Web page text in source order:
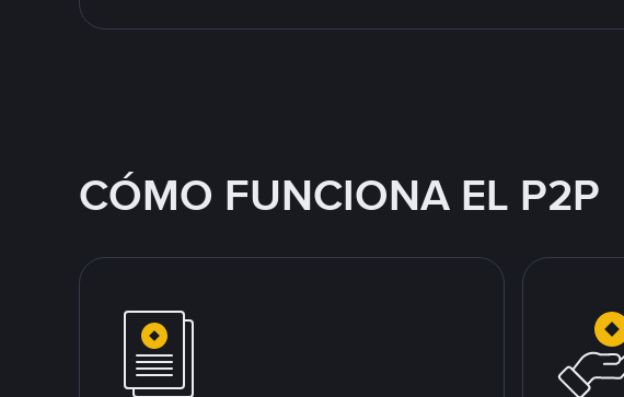
CÓMO FUNCIONA EL P2P